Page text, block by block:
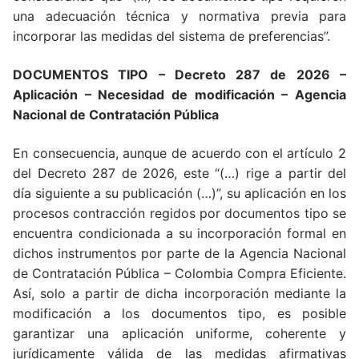
una adecuación técnica y normativa previa para
incorporar las medidas del sistema de preferencias”.
DOCUMENTOS TIPO – Decreto 287 de 2026 –
Aplicación – Necesidad de modificación – Agencia
Nacional de Contratación Pública
En consecuencia, aunque de acuerdo con el artículo 2
del Decreto 287 de 2026, este “(…) rige a partir del
día siguiente a su publicación (…)”, su aplicación en los
procesos contracción regidos por documentos tipo se
encuentra condicionada a su incorporación formal en
dichos instrumentos por parte de la Agencia Nacional
de Contratación Pública – Colombia Compra Eficiente.
Así, solo a partir de dicha incorporación mediante la
modificación a los documentos tipo, es posible
garantizar una aplicación uniforme, coherente y
jurídicamente válida de las medidas afirmativas